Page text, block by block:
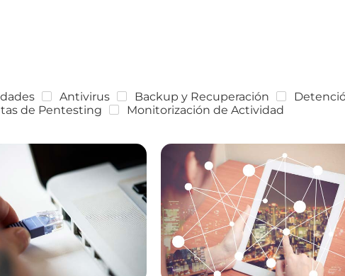
Antivirus Backup y Recuperación
de Pentesting Monitorización de Actividad